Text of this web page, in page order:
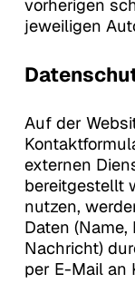
vorherigen
jeweiligen
Auf der
externen
bereitgestellt
nutzen,
Daten
Nachricht)
per E-Mail an